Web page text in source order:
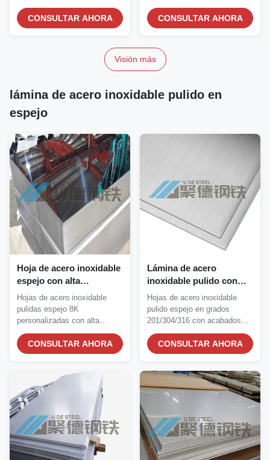
en caliente y laminadas
en frío
Opciones laminadas en...
CONSULTAR AHORA
rayado y a la...
CONSULTAR AHORA
Visión más
lámina de acero inoxidable pulido en
espejo
Hoja de acero inoxidable
espejo con alta
resistencia a la corrosión
y acabado espejo en
dimensiones
personalizables
Hojas de acero inoxidable
pulidas espejo 8K
personalizadas con alta
resistencia a la corrosión....
CONSULTAR AHORA
Lámina de acero
inoxidable pulido con
espejo con alta
resistencia a la corrosión
y servicio de
procesamiento
personalizado
Hojas de acero inoxidable
pulido espejo en grados
201/304/316 con acabados
2B/BA. Alta...
CONSULTAR AHORA